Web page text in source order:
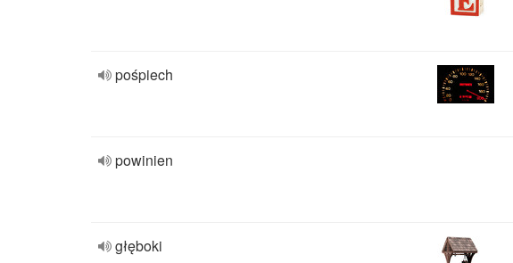
pośpiech
powinien
głęboki